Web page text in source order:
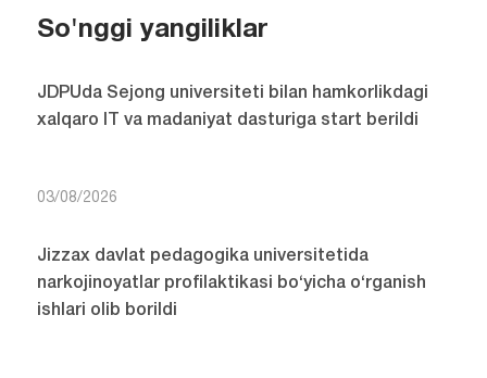
So'nggi yangiliklar
JDPUda Sejong universiteti bilan hamkorlikdagi
xalqaro IT va madaniyat dasturiga start berildi
03/08/2026
Jizzax davlat pedagogika universitetida
narkojinoyatlar profilaktikasi bo‘yicha o‘rganish
ishlari olib borildi